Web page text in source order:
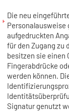
Die neu
aufgedruckten
für den Zugang zu
besitzen sie einen
Fingerabdrücke
werden können.
Signatur genutzt